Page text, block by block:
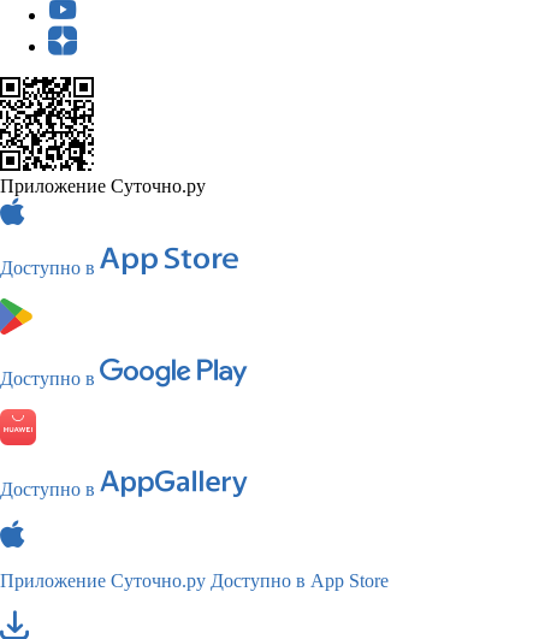
Приложение Суточно.ру
Доступно в
Доступно в
Доступно в
Приложение Суточно.ру Доступно в App Store